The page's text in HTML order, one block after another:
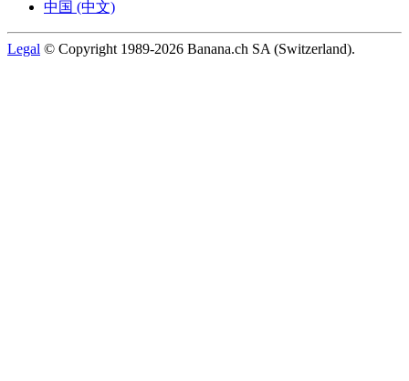
中国 (中文)
Legal © Copyright 1989-2026 Banana.ch SA (Switzerland).